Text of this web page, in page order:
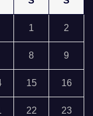
1 2
8 9
15 16
22 23